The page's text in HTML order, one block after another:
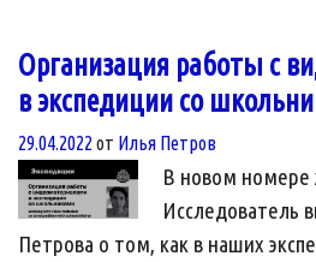
Организация работы с
в экспедиции со
29.04.2022 от Илья Петров
В новом номере
Исследователь
Петрова о том, как в наших